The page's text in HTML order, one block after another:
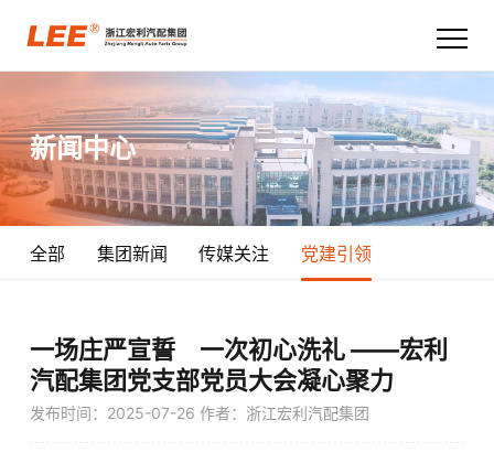
首页
关于宏利
产品技术
职业发展
联系我们
新闻中心
全部 集团新闻 传媒关注 党建引领
一场庄严宣誓 一次初心洗礼 ——宏利
汽配集团党支部党员大会凝心聚力
发布时间：2025-07-26 作者：浙江宏利汽配集团